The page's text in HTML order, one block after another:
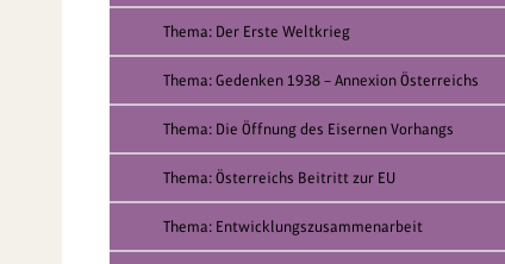
Thema: Der Erste Weltkrieg
Thema: Gedenken 1938 – Annexion Österreichs
Thema: Die Öffnung des Eisernen Vorhangs
Thema: Österreichs Beitritt zur EU
Thema: Entwicklungszusammenarbeit